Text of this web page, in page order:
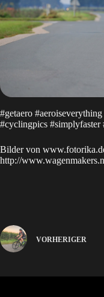
#getaero
#cyclingpics #simplyfaster
Bilder von
http://
VORHERIGER